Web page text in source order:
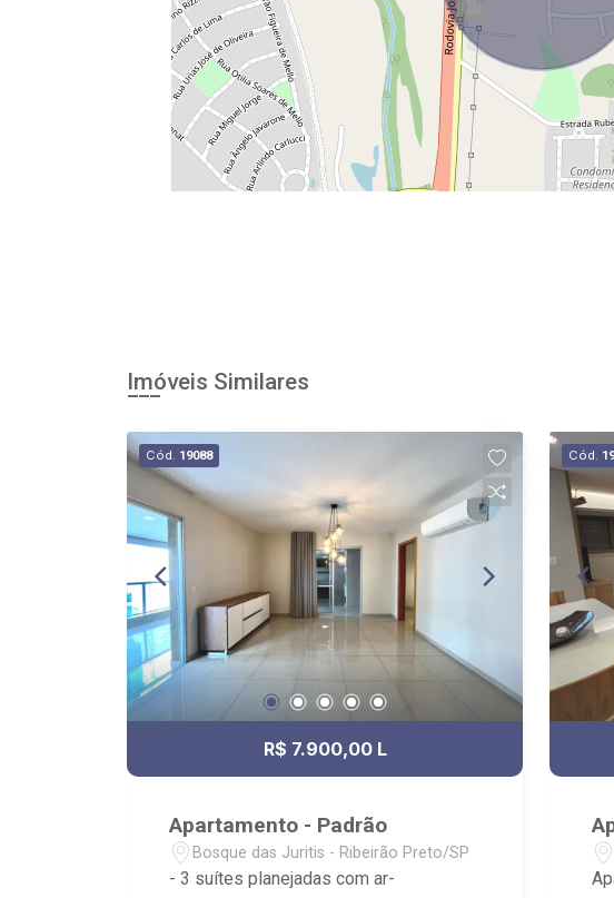
Imóveis Similares
Cód. 19088
R$ 7.900,00 L
Apartamento - Padrão
Bosque das Juritis - Ribeirão Preto/SP
- 3 suítes planejadas com ar-
Cód.